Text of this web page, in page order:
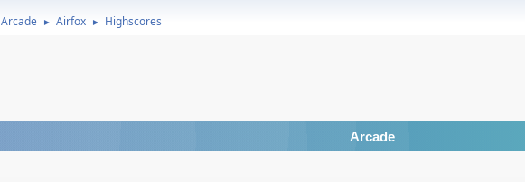
Arcade ► Airfox ► Highscores
Arcade